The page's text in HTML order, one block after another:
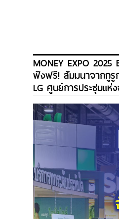
MONEY EXPO
ฟังฟรี! สัมมนาจากกูรู
LG ศูนย์การประชุมแห่